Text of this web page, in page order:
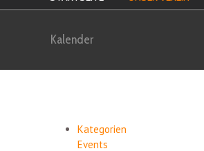
Kalender
Kategorien
Events